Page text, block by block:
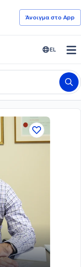
Άνοιγμα στο App
EL